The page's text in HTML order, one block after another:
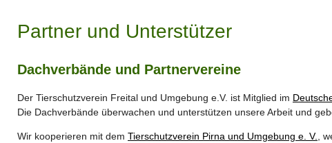
Partner und Unterstützer
Dachverbände und Partnervereine
Der Tierschutzverein Freital und Umgebung e.V. ist Mitglied im
Die Dachverbände überwachen und unterstützen unsere Arbeit und
Wir kooperieren mit dem Tierschutzverein Pirna und Umgebung e. V.,